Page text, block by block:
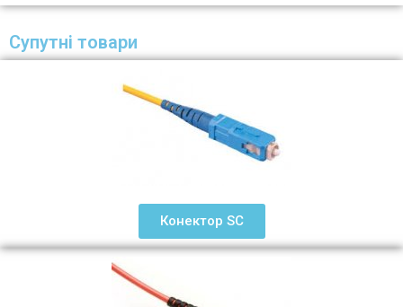
Супутні товари
Конектор SC